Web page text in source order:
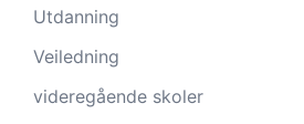
Utdanning
Veiledning
videregående skoler